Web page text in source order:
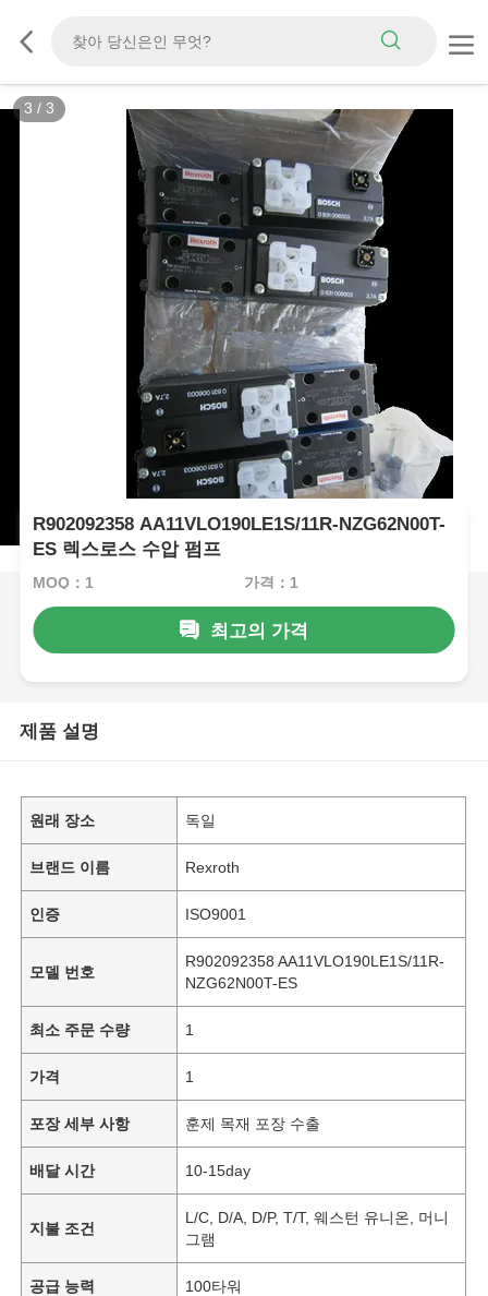
3 / 3
R902092358 AA11VLO190LE1S/11R-NZG62N00T-
ES 렉스로스 수압 펌프
MOQ：1 가격：1
최고의 가격
제품 설명
원래 장소 독일
브랜드 이름 Rexroth
인증 ISO9001
모델 번호
R902092358 AA11VLO190LE1S/11R-
NZG62N00T-ES
최소 주문 수량 1
가격 1
포장 세부 사항 훈제 목재 포장 수출
배달 시간 10-15day
지불 조건
L/C, D/A, D/P, T/T, 웨스턴 유니온, 머니
그램
공급 능력 100타워